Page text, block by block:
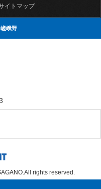
イトマップ
峨野
rights reserved.